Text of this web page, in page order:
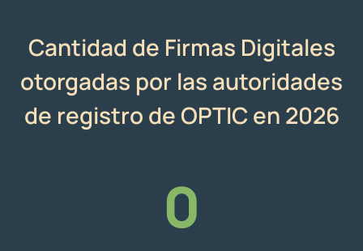
Cantidad de Firmas Digitales
otorgadas por las autoridades
de registro de OPTIC en 2026
0